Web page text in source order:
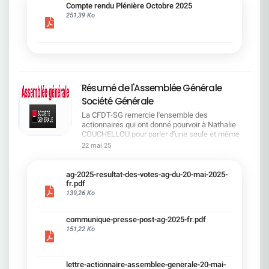
cadre du dialogue social.Bonne lecture !
Compte rendu Plénière Octobre 2025
251,39 Ko
Résumé de l'Assemblée Générale
Société Générale
La CFDT-SG remercie l'ensemble des
actionnaires qui ont donné pourvoir à Nathalie
COUCHELLOU pour parler d'une seule et même
voix.L'assemblée Générale s'est ouverte avec 4
souligné la forte amélioration en 2024 de tous les
facteurs financiers et le premier trimestre 2025
encourageant.Le Directeur Général, Slawomir
solide. Etre une banque simple et intégrée. Etre
une banque efficace. Etre une banque rentable. Le
22 mai 25
ag-2025-resultat-des-votes-ag-du-20-mai-2025-
fr.pdf
139,26 Ko
communique-presse-post-ag-2025-fr.pdf
151,22 Ko
lettre-actionnaire-assemblee-generale-20-mai-